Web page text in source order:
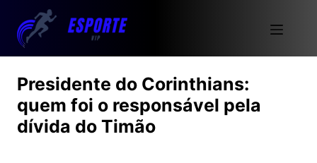
Presidente do Corinthians:
quem foi o responsável pela
dívida do Timão